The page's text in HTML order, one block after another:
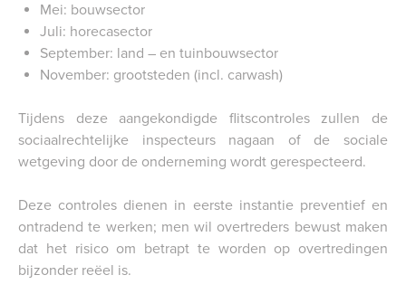
Mei: bouwsector
Juli: horecasector
September: land – en tuinbouwsector
November: grootsteden (incl. carwash)
Tijdens deze aangekondigde flitscontroles zullen de
sociaalrechtelijke inspecteurs nagaan of de sociale
wetgeving door de onderneming wordt gerespecteerd.
Deze controles dienen in eerste instantie preventief en
ontradend te werken; men wil overtreders bewust maken
dat het risico om betrapt te worden op overtredingen
bijzonder reëel is.